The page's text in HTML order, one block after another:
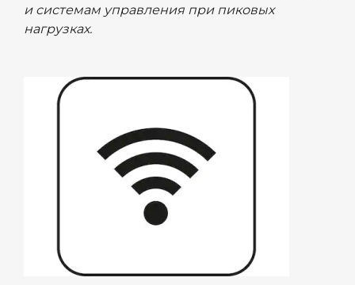
и системам управления при пиковых
нагрузках.